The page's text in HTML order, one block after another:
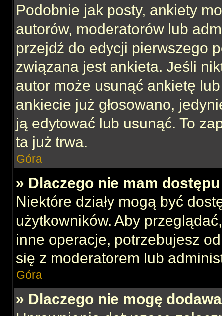
Podobnie jak posty, ankiety
autorów, moderatorów lub
przejdź do edycji pierwszego
związana jest ankieta. Jeśli
autor może usunąć ankietę
ankiecie już głosowano,
ją edytować lub usunąć. To
ta już trwa.
Góra
» Dlaczego nie mam dostępu
Niektóre działy mogą być
użytkowników. Aby
inne operacje, potrzebujesz
się z moderatorem lub
Góra
» Dlaczego nie mogę